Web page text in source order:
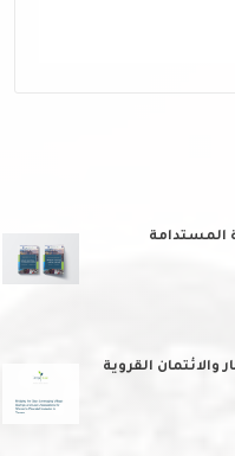
المستدامة
القروية